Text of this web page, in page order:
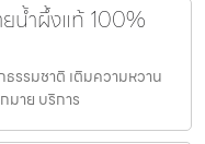
น้ำผึ้งแท้ 100%
รรมชาติ เติมความหวาน
มาย บริการ